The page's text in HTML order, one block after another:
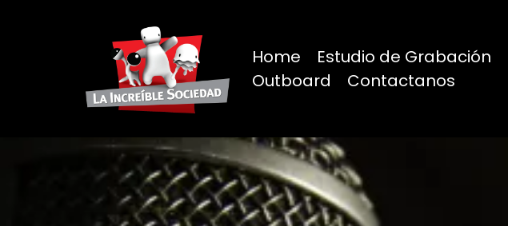
Home Estudio de Grabación
Outboard
Contactanos